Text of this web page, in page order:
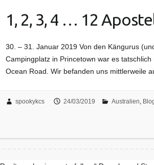
1, 2, 3, 4 … 12
30. – 31. Januar 2019 Von den Kängurus
Campingplatz in Princetown war es
Ocean Road. Wir befanden uns mittlerweile
spookykcs 24/03/2019 Australien